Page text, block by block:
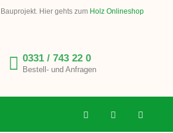
Hier gehts zum Holz Onlineshop
0331 / 743 22 0
Bestell- und Anfragen